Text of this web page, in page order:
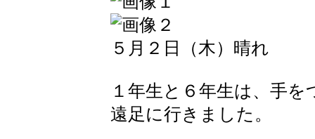
５月２日（木）晴れ
１年生と６年生は、手
遠足に行きました。